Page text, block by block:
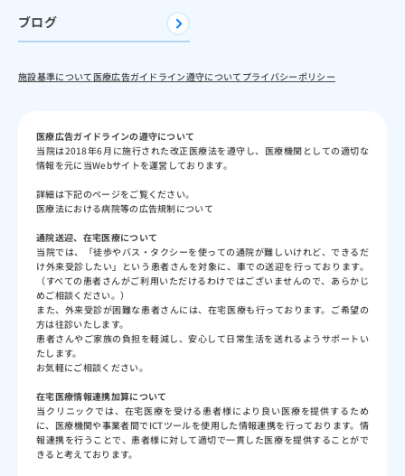
ブログ
施設基準について 医療広告ガイドライン遵守について プライバシーポリシー
医療広告ガイドラインの遵守について
当院は2018年6月に施行された改正医療法を遵守し、医療機関としての適切な
情報を元に当Webサイトを運営しております。
詳細は下記のページをご覧ください。
医療法における病院等の広告規制について
通院送迎、在宅医療について
当院では、「徒歩やバス・タクシーを使っての通院が難しいけれど、できるだ
け外来受診したい」という患者さんを対象に、車での送迎を行っております。
（すべての患者さんがご利用いただけるわけではございませんので、あらかじ
めご相談ください。）
また、外来受診が困難な患者さんには、在宅医療も行っております。ご希望の
方は往診いたします。
患者さんやご家族の負担を軽減し、安心して日常生活を送れるようサポートい
たします。
お気軽にご相談ください。
在宅医療情報連携加算について
当クリニックでは、在宅医療を受ける患者様により良い医療を提供するため
に、医療機関や事業者間でICTツールを使用した情報連携を行っております。情
報連携を行うことで、患者様に対して適切で一貫した医療を提供することがで
きると考えております。